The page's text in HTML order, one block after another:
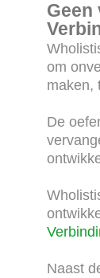
Geen
om
maken,
De
Naast